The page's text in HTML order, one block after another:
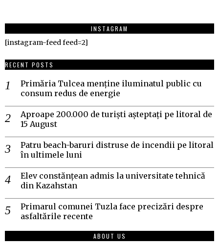
INSTAGRAM
[instagram-feed feed=2]
RECENT POSTS
Primăria Tulcea menține iluminatul public cu
consum redus de energie
Aproape 200.000 de turiști așteptați pe litoral de
15 August
Patru beach-baruri distruse de incendii pe litoral
în ultimele luni
Elev constănțean admis la universitate tehnică
din Kazahstan
Primarul comunei Tuzla face precizări despre
asfaltările recente
ABOUT US